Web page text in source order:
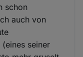
schon
auch von
seiner